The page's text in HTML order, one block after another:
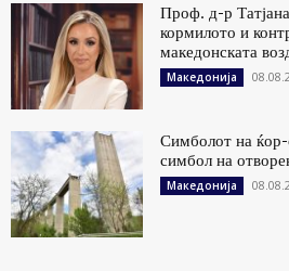
Проф. д-р
кормилото и
македонската
Македонија
Симболот на ќор-
симбол на
Македонија